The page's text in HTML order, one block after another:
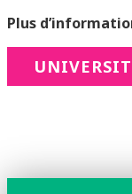
Plus